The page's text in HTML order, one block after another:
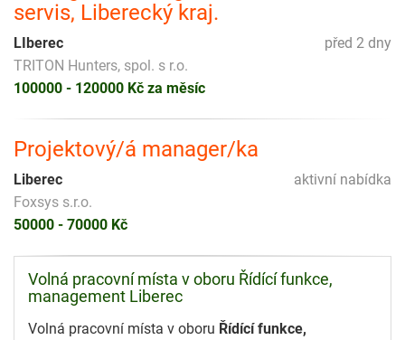
servis, Liberecký kraj.
před 2 dny
LIberec
TRITON Hunters, spol. s r.o.
100000 - 120000 Kč za měsíc
Projektový/á manager/ka
aktivní nabídka
Liberec
Foxsys s.r.o.
50000 - 70000 Kč
Volná pracovní místa v oboru Řídící funkce,
management Liberec
Volná pracovní místa v oboru Řídící funkce,